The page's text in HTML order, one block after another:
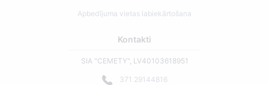
Apbedījuma vietas labiekārtošana
Kontakti
SIA "CEMETY", LV40103618951
371 29144816